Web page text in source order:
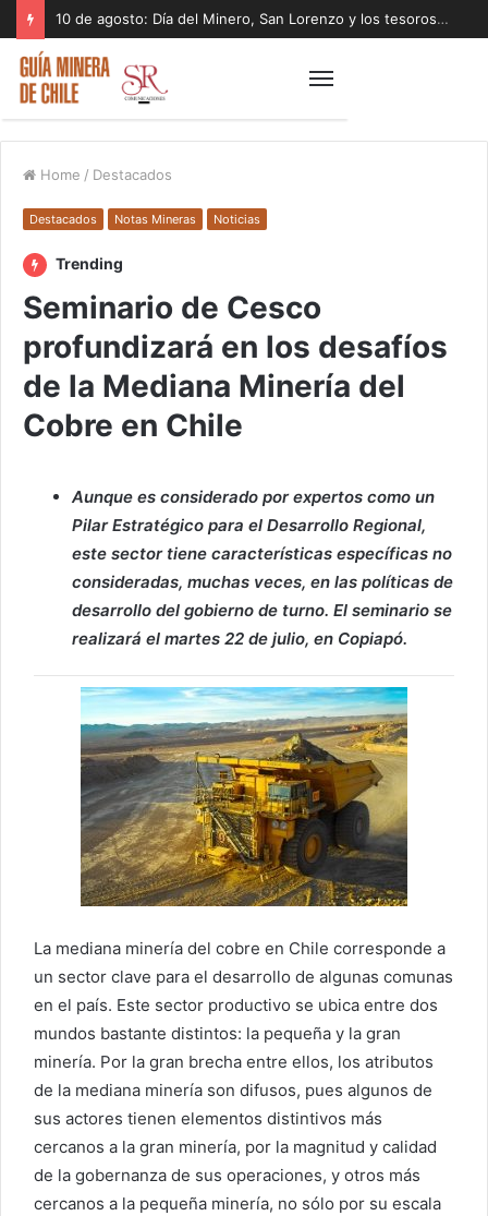
10 de agosto: Día del Minero, San Lorenzo y los tesoros que laten bajo la tierra
Home / Destacados
Destacados Notas Mineras Noticias
Trending
Seminario de Cesco
profundizará en los desafíos
de la Mediana Minería del
Cobre en Chile
Aunque es considerado por expertos como un
Pilar Estratégico para el Desarrollo Regional,
este sector tiene características específicas no
consideradas, muchas veces, en las políticas de
desarrollo del gobierno de turno. El seminario se
realizará el martes 22 de julio, en Copiapó.
La mediana minería del cobre en Chile corresponde a
un sector clave para el desarrollo de algunas comunas
en el país. Este sector productivo se ubica entre dos
mundos bastante distintos: la pequeña y la gran
minería. Por la gran brecha entre ellos, los atributos
de la mediana minería son difusos, pues algunos de
sus actores tienen elementos distintivos más
cercanos a la gran minería, por la magnitud y calidad
de la gobernanza de sus operaciones, y otros más
cercanos a la pequeña minería, no sólo por su escala